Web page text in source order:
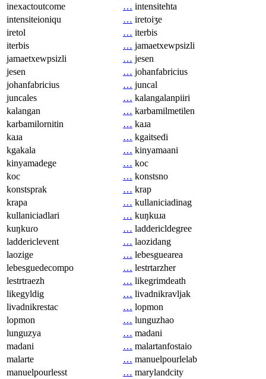
inexactoutcome
… intensitehta
intensiteioniqu
… iretoiʒe
iretol
… iterbis
iterbis
… jamaetxewpsizli
jamaetxewpsizli
… jesen
jesen
… johanfabricius
johanfabricius
… juncal
juncales
… kalangalanpiiri
kalangan
… karbamilmetilen
karbamilornitin
… kaɹa
kaɹa
… kgaitsedi
kgakala
… kinyamaani
kinyamadege
… koc
koc
… konstsno
konstsprak
… krap
krapa
… kullaniciadinag
kullaniciadlari
… kuŋkuɹa
kuŋkuɾo
… laddericldegree
laddericlevent
… laozidang
laozige
… lebesguearea
lebesguedecompo
… lestrtarzher
lestrtraezh
… likegrimdeath
likegyldig
… livadnikravljak
livadnikrestac
… lopmon
lopmon
… lunguzhao
lunguzya
… madani
madani
… malartanfostaio
malarte
… manuelpourlelab
manuelpourlesst
… marylandcity